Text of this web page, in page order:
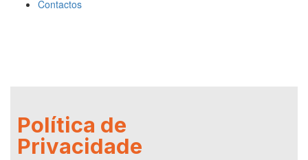
Contactos
Política de
Privacidade